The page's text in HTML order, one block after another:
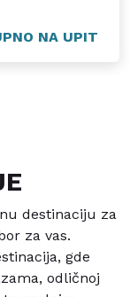
NA UPIT
destinaciju za
za vas.
gde
odličnoj